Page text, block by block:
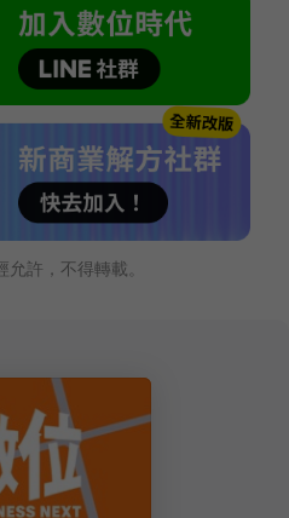
許，不得轉載。